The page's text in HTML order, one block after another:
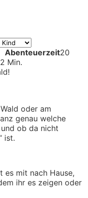
Abenteuerzeit20
Min.
oder am
genau welche
ob da nicht
ist.
es mit nach Hause,
ihr es zeigen oder